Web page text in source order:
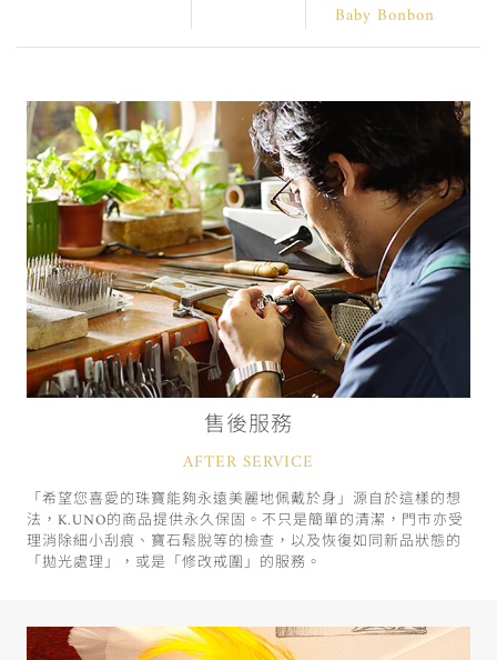
Baby Bonbon
售後服務
AFTER SERVICE
「希望您喜愛的珠寶能夠永遠美麗地佩戴於身」源自於這樣的想
法，K.UNO的商品提供永久保固。不只是簡單的清潔，門市亦受
理消除細小刮痕、寶石鬆脫等的檢查，以及恢復如同新品狀態的
「拋光處理」，或是「修改戒圍」的服務。